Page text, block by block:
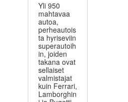
Yli 950
mahtavaa
autoa,
perheautois
ta hyriseviin
superautoih
in, joiden
takana ovat
sellaiset
valmistajat
kuin Ferrari,
Lamborghin